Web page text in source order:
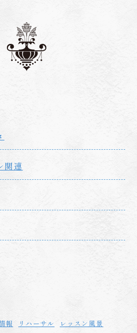
関連
報 リハーサル
レッスン風景